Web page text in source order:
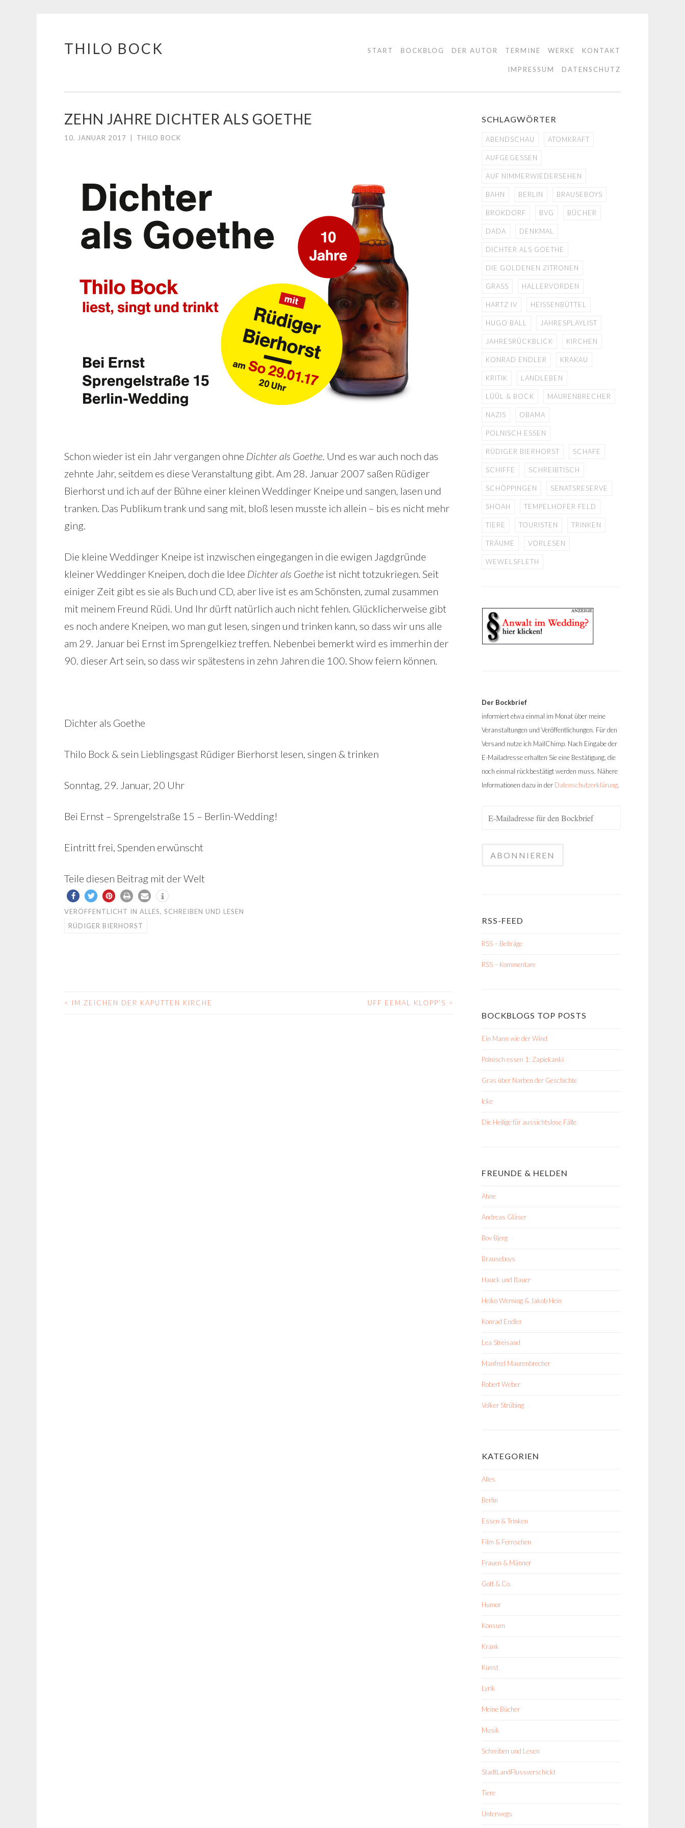
Springe
THILO BOCK START BOCKBLOG DER AUTOR TERMINE WERKE KONTAKT
IMPRESSUM DATENSCHUTZ
ZEHN JAHRE DICHTER ALS GOETHE
10. JANUAR 2017 THILO BOCK
Schon wieder ist ein Jahr vergangen ohne Dichter als Goethe. Und es war auch noch das
zehnte Jahr, seitdem es diese Veranstaltung gibt. Am 28. Januar 2007 saßen Rüdiger
Bierhorst und ich auf der Bühne einer kleinen Weddinger Kneipe und sangen, lasen und
tranken. Das Publikum trank und sang mit, bloß lesen musste ich allein – bis es nicht mehr
ging.
Die kleine Weddinger Kneipe ist inzwischen eingegangen in die ewigen Jagdgründe
kleiner Weddinger Kneipen, doch die Idee Dichter als Goethe ist nicht totzukriegen. Seit
einiger Zeit gibt es sie als Buch und CD, aber live ist es am Schönsten, zumal zusammen
mit meinem Freund Rüdi. Und Ihr dürft natürlich auch nicht fehlen. Glücklicherweise gibt
es noch andere Kneipen, wo man gut lesen, singen und trinken kann, so dass wir uns alle
am 29. Januar bei Ernst im Sprengelkiez treffen. Nebenbei bemerkt wird es immerhin der
90. dieser Art sein, so dass wir spätestens in zehn Jahren die 100. Show feiern können.
Dichter als Goethe
Thilo Bock & sein Lieblingsgast Rüdiger Bierhorst lesen, singen & trinken
Sonntag, 29. Januar, 20 Uhr
Bei Ernst – Sprengelstraße 15 – Berlin-Wedding!
Eintritt frei, Spenden erwünscht
Teile diesen Beitrag mit der Welt
VERÖFFENTLICHT IN ALLES, SCHREIBEN UND LESEN
RÜDIGER BIERHORST
BEITRAGS-
< IM ZEICHEN DER KAPUTTEN KIRCHE UFF EEMAL KLOPP’S >
SCHLAGWÖRTER
ABENDSCHAU ATOMKRAFT
AUFGEGESSEN
AUF NIMMERWIEDERSEHEN
BAHN BERLIN BRAUSEBOYS
BROKDORF BVG BÜCHER
DADA DENKMAL
DICHTER ALS GOETHE
DIE GOLDENEN ZITRONEN
GRASS HALLERVORDEN
HARTZ IV HEISSENBÜTTEL
HUGO BALL JAHRESPLAYLIST
JAHRESRÜCKBLICK KIRCHEN
KONRAD ENDLER KRAKAU
KRITIK LANDLEBEN
LÜÜL & BOCK MAURENBRECHER
NAZIS OBAMA
POLNISCH ESSEN
RÜDIGER BIERHORST SCHAFE
SCHIFFE SCHREIBTISCH
SCHÖPPINGEN SENATSRESERVE
SHOAH TEMPELHOFER FELD
TIERE TOURISTEN TRINKEN
TRÄUME VORLESEN
WEWELSFLETH
Der Bockbrief
informiert etwa einmal im Monat über meine
Veranstaltungen und Veröffentlichungen. Für den
Versand nutze ich MailChimp. Nach Eingabe der
E-Mailadresse erhalten Sie eine Bestätigung, die
noch einmal rückbestätigt werden muss. Nähere
Informationen dazu in der Datenschutzerklärung.
RSS-FEED
RSS – Beiträge
RSS – Kommentare
BOCKBLOGS TOP POSTS
Ein Mann wie der Wind
Polnisch essen 1: Zapiekanki
Gras über Narben der Geschichte
Icke
Die Heilige für aussichtslose Fälle
FREUNDE & HELDEN
Ahne
Andreas Gläser
Bov Bjerg
Brauseboys
Hauck und Bauer
Heiko Werning & Jakob Hein
Konrad Endler
Lea Streisand
Manfred Maurenbrecher
Robert Weber
Volker Strübing
KATEGORIEN
Alles
Berlin
Essen & Trinken
Film & Fernsehen
Frauen & Männer
Gott & Co.
Humor
Konsum
Krank
Kunst
Lyrik
Meine Bücher
Musik
Schreiben und Lesen
StadtLandFlussverschickt
Tiere
Unterwegs